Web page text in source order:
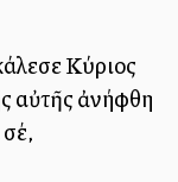
Κύριος
αὐτῆς ἀνήφθη